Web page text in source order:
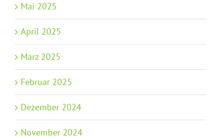
Mai 2025
April 2025
März 2025
Februar 2025
Dezember 2024
November 2024